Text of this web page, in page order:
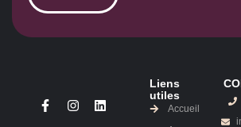
Liens
utiles
Accueil